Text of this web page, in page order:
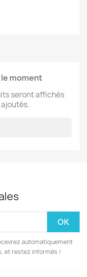
moment
seront affichés
automatiquement
et restez informés !